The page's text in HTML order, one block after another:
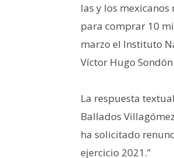
las y los
para comprar 10
marzo el Instituto
Víctor Hugo Sondón.
La respuesta
Ballados
ha solicitado
ejercicio 2021.”